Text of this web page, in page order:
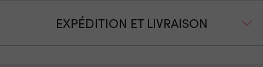
EXPÉDITION ET LIVRAISON